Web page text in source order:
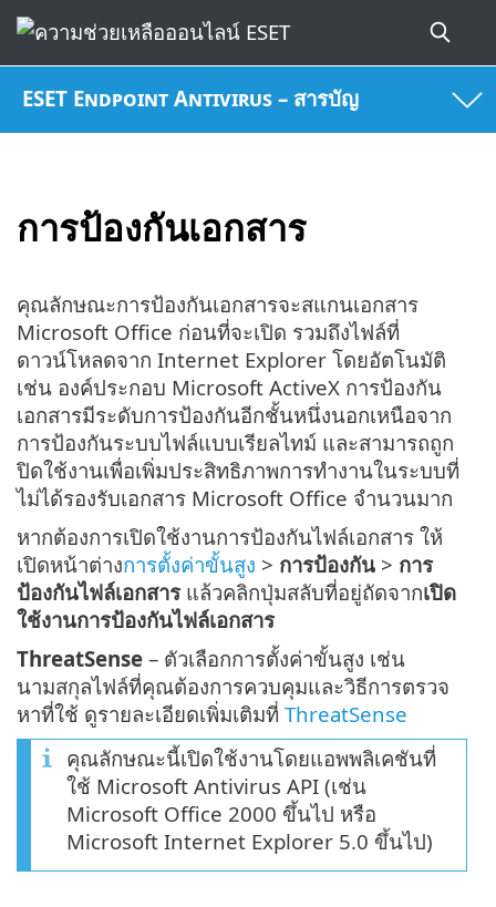
ESET Endpoint Antivirus – สารบัญ
การป้องกันเอกสาร
คุณลักษณะการป้องกันเอกสารจะสแกนเอกสาร
Microsoft Office ก่อนที่จะเปิด รวมถึงไฟล์ที่
ดาวน์โหลดจาก Internet Explorer โดยอัตโนมัติ
เช่น องค์ประกอบ Microsoft ActiveX การป้องกัน
เอกสารมีระดับการป้องกันอีกชั้นหนึ่งนอกเหนือจาก
การป้องกันระบบไฟล์แบบเรียลไทม์ และสามารถถูก
ปิดใช้งานเพื่อเพิ่มประสิทธิภาพการทำงานในระบบที่
ไม่ได้รองรับเอกสาร Microsoft Office จำนวนมาก
หากต้องการเปิดใช้งานการป้องกันไฟล์เอกสาร ให้
เปิดหน้าต่างการตั้งค่าขั้นสูง > การป้องกัน > การ
ป้องกันไฟล์เอกสารแล้วคลิกปุ่มสลับที่อยู่ถัดจากเปิด
ใช้งานการป้องกันไฟล์เอกสาร
ThreatSense – ตัวเลือกการตั้งค่าขั้นสูง เช่น
นามสกุลไฟล์ที่คุณต้องการควบคุมและวิธีการตรวจ
หาที่ใช้ ดูรายละเอียดเพิ่มเติมที่ ThreatSense
คุณลักษณะนี้เปิดใช้งานโดยแอพพลิเคชันที่
ใช้ Microsoft Antivirus API (เช่น
Microsoft Office 2000 ขึ้นไป หรือ
Microsoft Internet Explorer 5.0 ขึ้นไป)